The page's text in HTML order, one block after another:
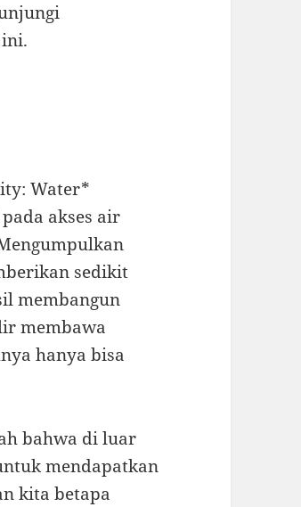
Water*
akses air
sedikit
membangun
membawa
hanya bisa
bahwa di luar
mendapatkan
kita betapa